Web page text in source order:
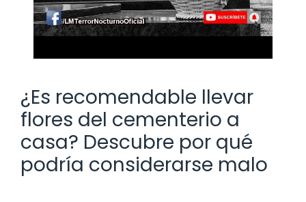
¿Es recomendable llevar
flores del cementerio a
casa? Descubre por qué
podría considerarse malo